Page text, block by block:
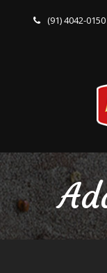
(91) 4042-0150